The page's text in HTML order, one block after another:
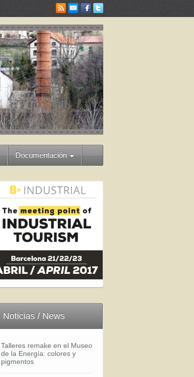
Documentación
Noticias / News
Talleres remake en el Museo
de la Energía: colores y
pigmentos